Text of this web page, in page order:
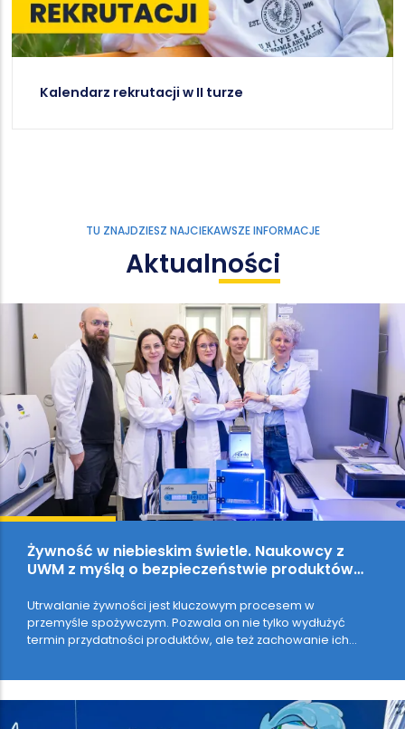
Kalendarz rekrutacji w II turze
TU ZNAJDZIESZ NAJCIEKAWSZE INFORMACJE
Aktualności
Żywność w niebieskim świetle. Naukowcy z
UWM z myślą o bezpieczeństwie produktów
Utrwalanie żywności jest kluczowym procesem w
przemyśle spożywczym. Pozwala on nie tylko wydłużyć
termin przydatności produktów, ale też zachowanie ich